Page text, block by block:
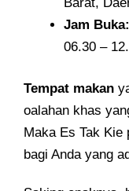
Jam Buka:
06.30 –
Tempat makan
oalahan khas
Maka Es Tak
bagi Anda yang